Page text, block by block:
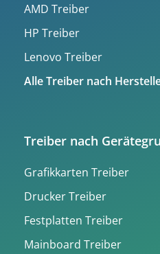
AMD Treiber
HP Treiber
Lenovo Treiber
Alle Treiber nach
Treiber nach
Grafikkarten Treiber
Drucker Treiber
Festplatten Treiber
Mainboard Treiber